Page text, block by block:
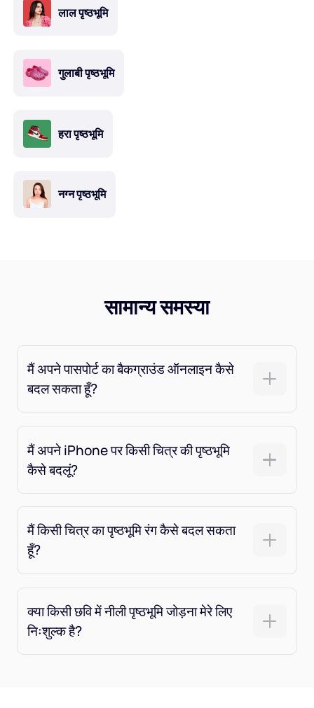
लाल पृष्ठभूमि
गुलाबी पृष्ठभूमि
हरा पृष्ठभूमि
नग्न पृष्ठभूमि
सामान्य समस्या
मैं अपने पासपोर्ट का बैकग्राउंड ऑनलाइन कैसे
बदल सकता हूँ?
मैं अपने iPhone पर किसी चित्र की पृष्ठभूमि
कैसे बदलूं?
मैं किसी चित्र का पृष्ठभूमि रंग कैसे बदल सकता
हूँ?
क्या किसी छवि में नीली पृष्ठभूमि जोड़ना मेरे लिए
निःशुल्क है?